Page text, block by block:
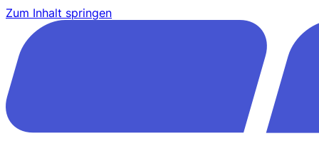
Zum Inhalt springen